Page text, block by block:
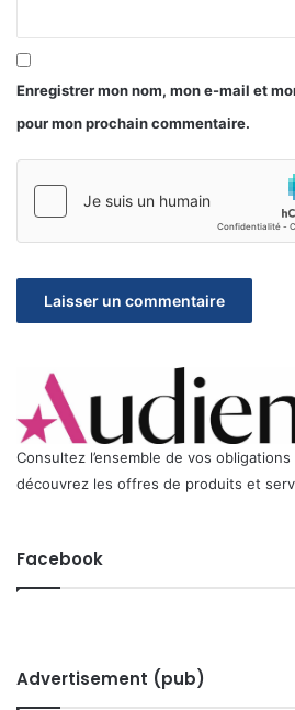
Enregistrer mon nom, mon e-mail et
pour mon prochain commentaire.
Consultez l’ensemble de vos
découvrez les offres de produits et
Facebook
Advertisement (pub)